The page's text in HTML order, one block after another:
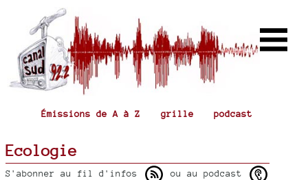
Émissions de A à Z grille podcast
Ecologie
S'abonner au fil d'infos ou au podcast